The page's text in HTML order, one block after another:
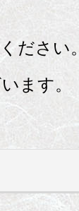
ださい。
ます。